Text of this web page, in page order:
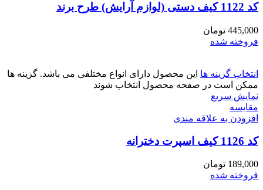
کد 1122 کیف دستی (لوازم آرایش) طرح برند
445,000 تومان
فروخته شده
انتخاب گزینه ها این محصول دارای انواع مختلفی می باشد. گزینه ها
ممکن است در صفحه محصول انتخاب شوند
نمایش سریع
مقايسه
افزودن به علاقه مندی
کد 1126 کیف اسپرت دخترانه
189,000 تومان
فروخته شده